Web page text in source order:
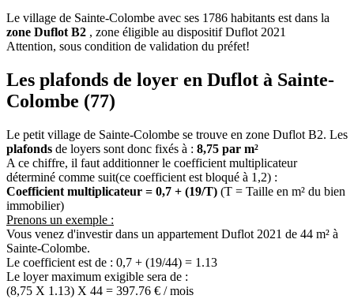
Le village de Sainte-Colombe avec ses 1786 habitants est dans la
zone Duflot B2 , zone éligible au dispositif Duflot 2021
Attention, sous condition de validation du préfet!
Les plafonds de loyer en Duflot à Sainte-
Colombe (77)
Le petit village de Sainte-Colombe se trouve en zone Duflot B2. Les
plafonds de loyers sont donc fixés à : 8,75 par m²
A ce chiffre, il faut additionner le coefficient multiplicateur
déterminé comme suit(ce coefficient est bloqué à 1,2) :
Coefficient multiplicateur = 0,7 + (19/T) (T = Taille en m² du bien
immobilier)
Prenons un exemple :
Vous venez d'investir dans un appartement Duflot 2021 de 44 m² à
Sainte-Colombe.
Le coefficient est de : 0,7 + (19/44) = 1.13
Le loyer maximum exigible sera de :
(8,75 X 1.13) X 44 = 397.76 € / mois